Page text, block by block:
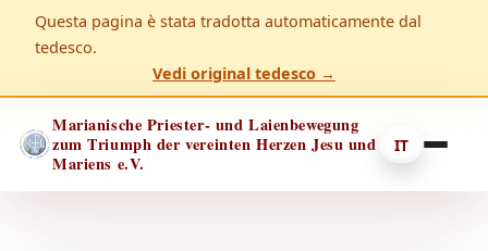
Questa pagina è stata tradotta automaticamente dal
tedesco.
Vedi original tedesco →
Marianische Priester- und Laienbewegung
zum Triumph der vereinten Herzen Jesu und
Mariens e.V.
IT